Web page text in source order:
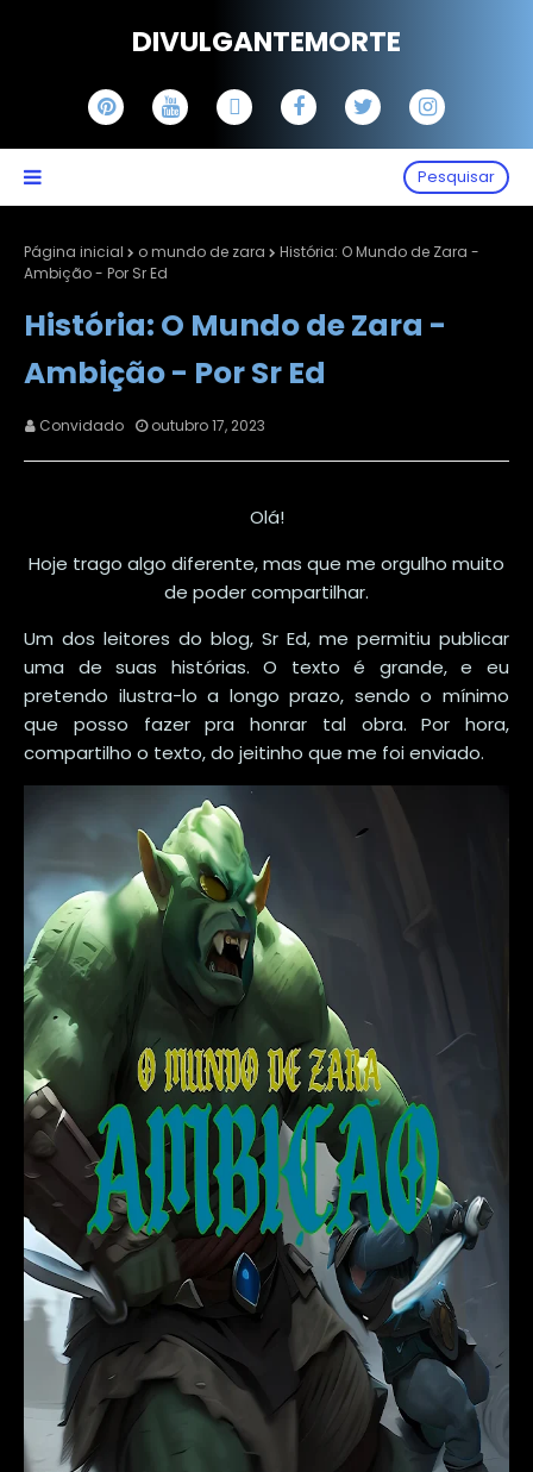
DIVULGANTEMORTE
Pesquisar
Página inicial o mundo de zara
História: O Mundo de Zara -
Ambição - Por Sr Ed
História: O Mundo de Zara -
Ambição - Por Sr Ed
Convidado outubro 17, 2023
Olá!
Hoje trago algo diferente, mas que me orgulho muito
de poder compartilhar.
Um dos leitores do blog, Sr Ed, me permitiu publicar
uma de suas histórias. O texto é grande, e eu
pretendo ilustra-lo a longo prazo, sendo o mínimo
que posso fazer pra honrar tal obra. Por hora,
compartilho o texto, do jeitinho que me foi enviado.